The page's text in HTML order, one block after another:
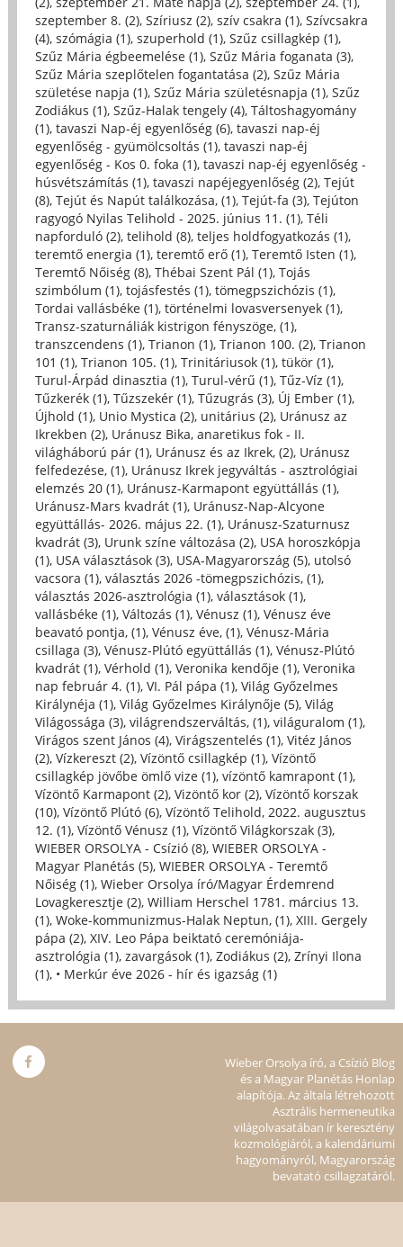
szeptember 8. (2), Szíriusz (2), szív csakra (1), Szívcsakra
(4), szómágia (1), szuperhold (1), Szűz csillagkép (1),
Szűz Mária égbeemelése (1), Szűz Mária foganata (3),
Szűz Mária szeplőtelen fogantatása (2), Szűz Mária
születése napja (1), Szűz Mária születésnapja (1), Szűz
Zodiákus (1), Szűz-Halak tengely (4), Táltoshagyomány
(1), tavaszi Nap-éj egyenlőség (6), tavaszi nap-éj
egyenlőség - gyümölcsoltás (1), tavaszi nap-éj
egyenlőség - Kos 0. foka (1), tavaszi nap-éj egyenlőség -
húsvétszámítás (1), tavaszi napéjegyenlőség (2), Tejút
(8), Tejút és Napút találkozása, (1), Tejút-fa (3), Tejúton
ragyogó Nyilas Telihold - 2025. június 11. (1), Téli
napforduló (2), telihold (8), teljes holdfogyatkozás (1),
teremtő energia (1), teremtő erő (1), Teremtő Isten (1),
Teremtő Nőiség (8), Thébai Szent Pál (1), Tojás
szimbólum (1), tojásfestés (1), tömegpszichózis (1),
Tordai vallásbéke (1), történelmi lovasversenyek (1),
Transz-szaturnáliák kistrigon fényszöge, (1),
transzcendens (1), Trianon (1), Trianon 100. (2), Trianon
101 (1), Trianon 105. (1), Trinitáriusok (1), tükör (1),
Turul-Árpád dinasztia (1), Turul-vérű (1), Tűz-Víz (1),
Tűzkerék (1), Tűzszekér (1), Tűzugrás (3), Új Ember (1),
Újhold (1), Unio Mystica (2), unitárius (2), Uránusz az
Ikrekben (2), Uránusz Bika, anaretikus fok - II.
világháború pár (1), Uránusz és az Ikrek, (2), Uránusz
felfedezése, (1), Uránusz Ikrek jegyváltás - asztrológiai
elemzés 20 (1), Uránusz-Karmapont együttállás (1),
Uránusz-Mars kvadrát (1), Uránusz-Nap-Alcyone
együttállás- 2026. május 22. (1), Uránusz-Szaturnusz
kvadrát (3), Urunk színe változása (2), USA horoszkópja
(1), USA választások (3), USA-Magyarország (5), utolsó
vacsora (1), választás 2026 -tömegpszichózis, (1),
választás 2026-asztrológia (1), választások (1),
vallásbéke (1), Változás (1), Vénusz (1), Vénusz éve
beavató pontja, (1), Vénusz éve, (1), Vénusz-Mária
csillaga (3), Vénusz-Plútó együttállás (1), Vénusz-Plútó
kvadrát (1), Vérhold (1), Veronika kendője (1), Veronika
nap február 4. (1), VI. Pál pápa (1), Világ Győzelmes
Királynéja (1), Világ Győzelmes Királynője (5), Világ
Világossága (3), világrendszerváltás, (1), világuralom (1),
Virágos szent János (4), Virágszentelés (1), Vitéz János
(2), Vízkereszt (2), Vízöntő csillagkép (1), Vízöntő
csillagkép jövőbe ömlő vize (1), vízöntő kamrapont (1),
Vízöntő Karmapont (2), Vizöntő kor (2), Vízöntő korszak
(10), Vízöntő Plútó (6), Vízöntő Telihold, 2022. augusztus
12. (1), Vízöntő Vénusz (1), Vízöntő Világkorszak (3),
WIEBER ORSOLYA - Csízió (8), WIEBER ORSOLYA -
Magyar Planétás (5), WIEBER ORSOLYA - Teremtő
Nőiség (1), Wieber Orsolya író/Magyar Érdemrend
Lovagkeresztje (2), William Herschel 1781. március 13.
(1), Woke-kommunizmus-Halak Neptun, (1), XIII. Gergely
pápa (2), XIV. Leo Pápa beiktató ceremóniája-
asztrológia (1), zavargások (1), Zodiákus (2), Zrínyi Ilona
(1), • Merkúr éve 2026 - hír és igazság (1)
Wieber Orsolya író, a Csízió Blog
és a Magyar Planétás Honlap
alapítója. Az általa létrehozott
Asztrális hermeneutika
világolvasatában ír keresztény
kozmológiáról, a kalendáriumi
hagyományról, Magyarország
bevatató csillagzatáról.